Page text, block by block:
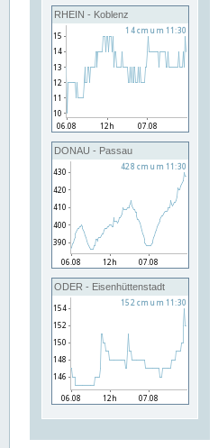
RHEIN - Koblenz
DONAU - Passau
ODER - Eisenhüttenstadt